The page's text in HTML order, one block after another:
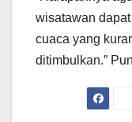
wisatawan
cuaca yang
ditimbulkan.”